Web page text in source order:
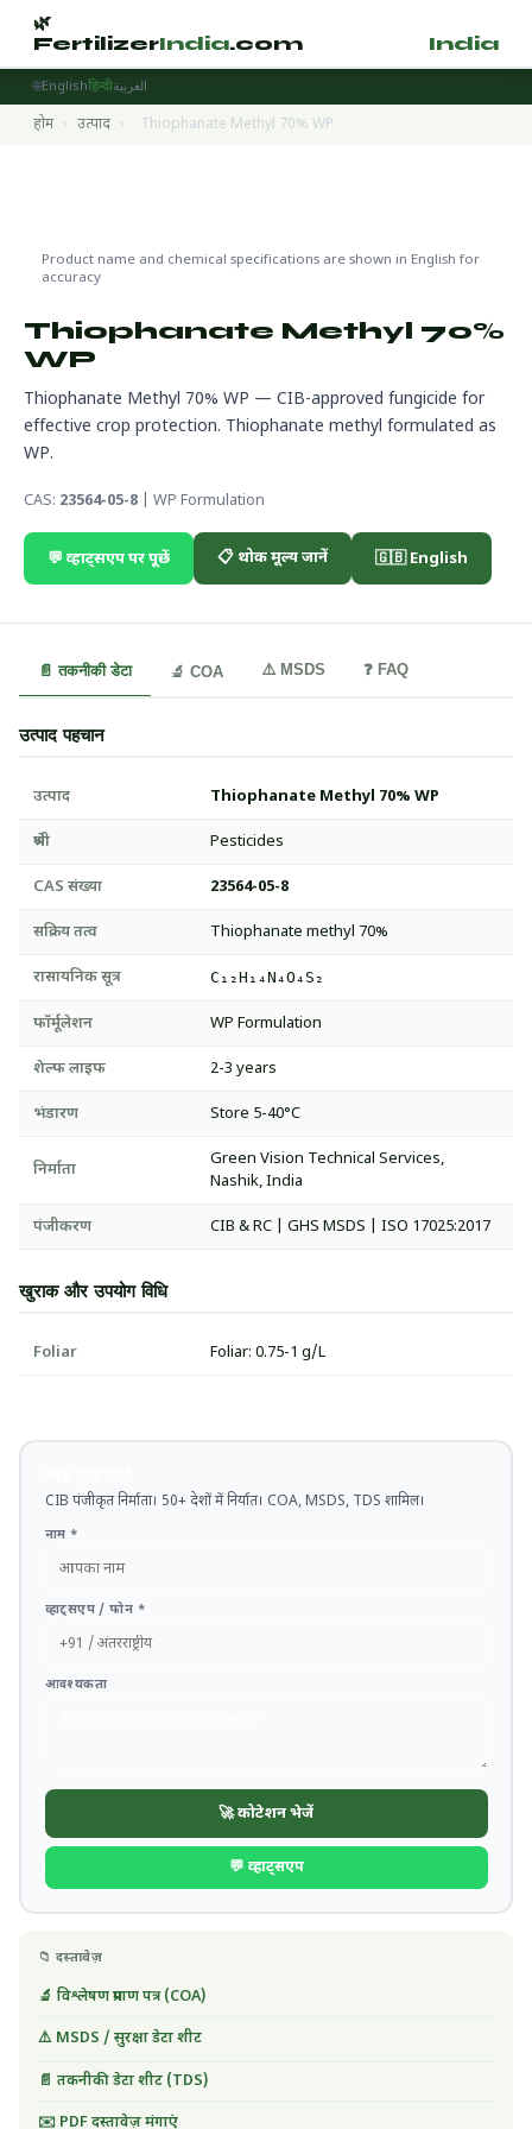
🌿
FertilizerIndia.com India
🌐Englishहिन्दीالعربية
होम › उत्पाद › Thiophanate Methyl 70% WP
Product name and chemical specifications are shown in English for
accuracy
Thiophanate Methyl 70%
WP
Thiophanate Methyl 70% WP — CIB-approved fungicide for
effective crop protection. Thiophanate methyl formulated as
WP.
CAS: 23564-05-8 | WP Formulation
💬 व्हाट्सएप पर पूछें 📋 थोक मूल्य जानें 🇬🇧 English
📄 तकनीकी डेटा 🔬 COA ⚠️ MSDS ❓ FAQ
उत्पाद पहचान
उत्पाद Thiophanate Methyl 70% WP
श्रेणी Pesticides
CAS संख्या 23564-05-8
सक्रिय तत्व Thiophanate methyl 70%
रासायनिक सूत्र C₁₂H₁₄N₄O₄S₂
फॉर्मूलेशन WP Formulation
शेल्फ लाइफ 2-3 years
भंडारण Store 5-40°C
निर्माता
Green Vision Technical Services,
Nashik, India
पंजीकरण CIB & RC | GHS MSDS | ISO 17025:2017
खुराक और उपयोग विधि
Foliar Foliar: 0.75-1 g/L
CIB पंजीकृत निर्माता। 50+ देशों में निर्यात। COA, MSDS, TDS शामिल।
नाम *
व्हाट्सएप / फोन *
आवश्यकता
🚀 कोटेशन भेजें
💬 व्हाट्सएप
📁 दस्तावेज़
🔬 विश्लेषण प्रमाण पत्र (COA)
⚠️ MSDS / सुरक्षा डेटा शीट
📄 तकनीकी डेटा शीट (TDS)
✉️ PDF दस्तावेज़ मंगाएं